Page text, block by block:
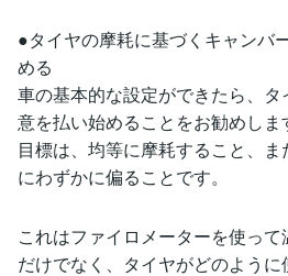
●タイヤの摩耗に基づくキャンバ
める
車の基本的な設定ができたら、
意を払い始めることをお勧めしま
目標は、均等に摩耗すること、
にわずかに偏ることです。
これはファイロメーターを使っ
だけでなく、タイヤがどのよう